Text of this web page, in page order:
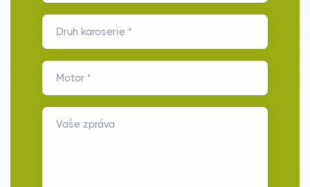
Druh karoserie *
Motor *
Vaše zpráva